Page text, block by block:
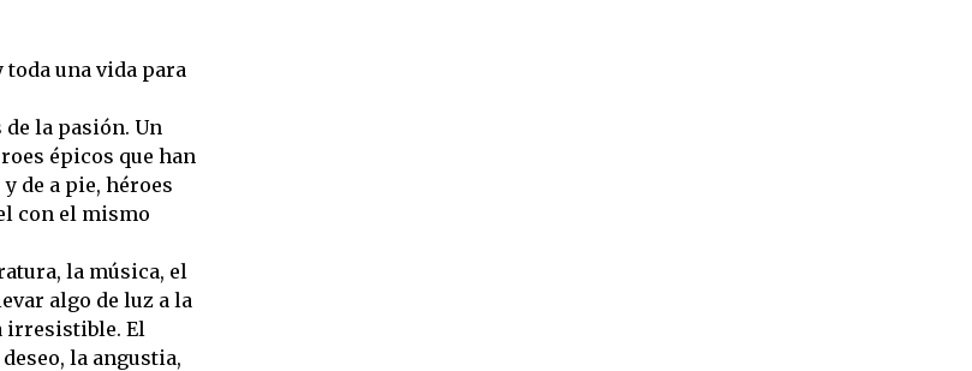
una vida para
la pasión. Un
épicos que han
de a pie, héroes
con el mismo
la música, el
algo de luz a la
irresistible. El
la angustia,